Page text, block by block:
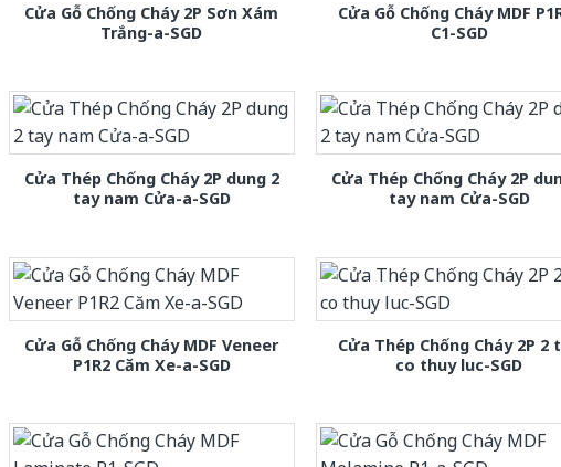
Cửa Gỗ Chống Cháy 2P Sơn Xám
Trắng-a-SGD
Cửa Gỗ Chống Cháy MDF
C1-SGD
Cửa Thép Chống Cháy 2P dung 2
tay nam Cửa-a-SGD
Cửa Thép Chống Cháy 2P
tay nam Cửa-SGD
Cửa Gỗ Chống Cháy MDF Veneer
P1R2 Căm Xe-a-SGD
Cửa Thép Chống Cháy 2P 2
co thuy luc-SGD